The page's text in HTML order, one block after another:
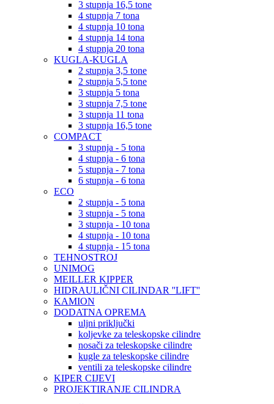
3 stupnja 16,5 tone
4 stupnja 7 tona
4 stupnja 10 tona
4 stupnja 14 tona
4 stupnja 20 tona
KUGLA-KUGLA
2 stupnja 3,5 tone
2 stupnja 5,5 tone
3 stupnja 5 tona
3 stupnja 7,5 tone
3 stupnja 11 tona
3 stupnja 16,5 tone
COMPACT
3 stupnja - 5 tona
4 stupnja - 6 tona
5 stupnja - 7 tona
6 stupnja - 6 tona
ECO
2 stupnja - 5 tona
3 stupnja - 5 tona
3 stupnja - 10 tona
4 stupnja - 10 tona
4 stupnja - 15 tona
TEHNOSTROJ
UNIMOG
MEILLER KIPPER
HIDRAULIČNI CILINDAR ''LIFT''
KAMION
DODATNA OPREMA
uljni priključki
koljevke za teleskopske cilindre
nosači za teleskopske cilindre
kugle za teleskopske cilindre
ventili za teleskopske cilindre
KIPER CIJEVI
PROJEKTIRANJE CILINDRA